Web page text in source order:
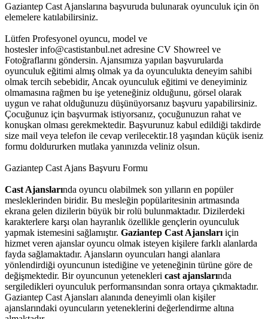
Gaziantep Cast Ajanslarına başvuruda bulunarak oyunculuk için ön
elemelere katılabilirsiniz.
Lütfen Profesyonel oyuncu, model ve
hostesler info@castistanbul.net adresine CV Showreel ve
Fotoğraflarını göndersin. Ajansımıza yapılan başvurularda
oyunculuk eğitimi almış olmak ya da oyunculukta deneyim sahibi
olmak tercih sebebidir, Ancak oyunculuk eğitimi ve deneyiminiz
olmamasına rağmen bu işe yeteneğiniz olduğunu, görsel olarak
uygun ve rahat olduğunuzu düşünüyorsanız başvuru yapabilirsiniz.
Çocuğunuz için başvurmak istiyorsanız, çocuğunuzun rahat ve
konuşkan olması gerekmektedir. Başvurunuz kabul edildiği takdirde
size mail veya telefon ile cevap verilecektir.18 yaşından küçük iseniz
formu doldururken mutlaka yanınızda veliniz olsun.
Gaziantep Cast Ajans Başvuru Formu
Cast Ajanslarında oyuncu olabilmek son yılların en popüler
mesleklerinden biridir. Bu mesleğin popülaritesinin artmasında
ekrana gelen dizilerin büyük bir rolü bulunmaktadır. Dizilerdeki
karakterlere karşı olan hayranlık özellikle gençlerin oyunculuk
yapmak istemesini sağlamıştır. Gaziantep Cast Ajansları için
hizmet veren ajanslar oyuncu olmak isteyen kişilere farklı alanlarda
fayda sağlamaktadır. Ajansların oyuncuları hangi alanlara
yönlendirdiği oyuncunun istediğine ve yeteneğinin türüne göre de
değişmektedir. Bir oyuncunun yetenekleri cast ajanslarında
sergiledikleri oyunculuk performansından sonra ortaya çıkmaktadır.
Gaziantep Cast Ajansları alanında deneyimli olan kişiler
ajanslarındaki oyuncuların yeteneklerini değerlendirme altına